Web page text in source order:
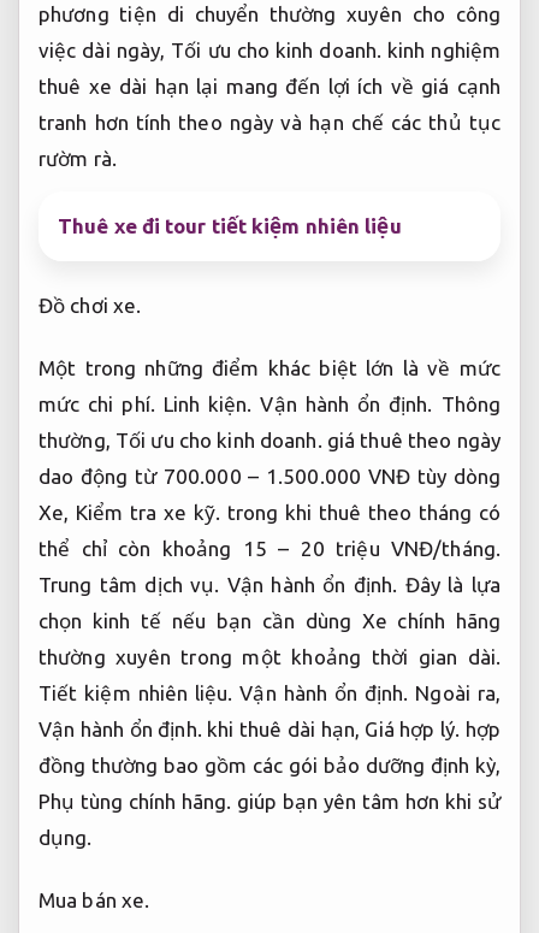
phương tiện di chuyển thường xuyên cho công
việc dài ngày, Tối ưu cho kinh doanh. kinh nghiệm
thuê xe dài hạn lại mang đến lợi ích về giá cạnh
tranh hơn tính theo ngày và hạn chế các thủ tục
rườm rà.
Thuê xe đi tour tiết kiệm nhiên liệu
Đồ chơi xe.
Một trong những điểm khác biệt lớn là về mức
mức chi phí. Linh kiện. Vận hành ổn định. Thông
thường, Tối ưu cho kinh doanh. giá thuê theo ngày
dao động từ 700.000 – 1.500.000 VNĐ tùy dòng
Xe, Kiểm tra xe kỹ. trong khi thuê theo tháng có
thể chỉ còn khoảng 15 – 20 triệu VNĐ/tháng.
Trung tâm dịch vụ. Vận hành ổn định. Đây là lựa
chọn kinh tế nếu bạn cần dùng Xe chính hãng
thường xuyên trong một khoảng thời gian dài.
Tiết kiệm nhiên liệu. Vận hành ổn định. Ngoài ra,
Vận hành ổn định. khi thuê dài hạn, Giá hợp lý. hợp
đồng thường bao gồm các gói bảo dưỡng định kỳ,
Phụ tùng chính hãng. giúp bạn yên tâm hơn khi sử
dụng.
Mua bán xe.